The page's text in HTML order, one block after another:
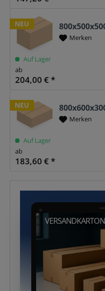
NEU
Merken
Auf Lager
ab
204,00 € *
NEU
Merken
Auf Lager
ab
183,60 € *